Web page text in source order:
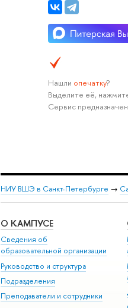
Нашли опечатку?
Выделите её,
Сервис
НИУ ВШЭ в Санкт-Петербурге →
О КАМПУСЕ
Сведения об
образовательной организации
Руководство и структура
Подразделения
Преподаватели и сотрудники